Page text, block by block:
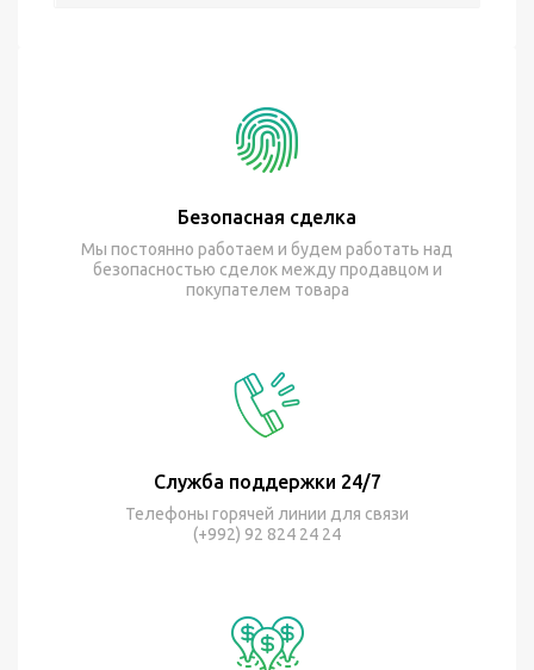
Безопасная сделка
Мы постоянно работаем и будем работать над
безопасностью сделок между продавцом и
покупателем товара
Служба поддержки 24/7
Телефоны горячей линии для связи
(+992) 92 824 24 24